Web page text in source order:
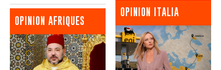
OPINION AFRIQUES
OPINION ITALIA